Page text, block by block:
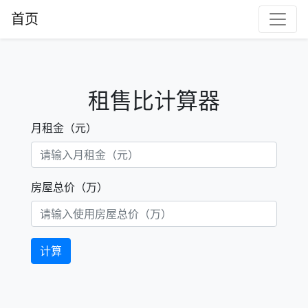
首页
租售比计算器
月租金（元）
房屋总价（万）
计算